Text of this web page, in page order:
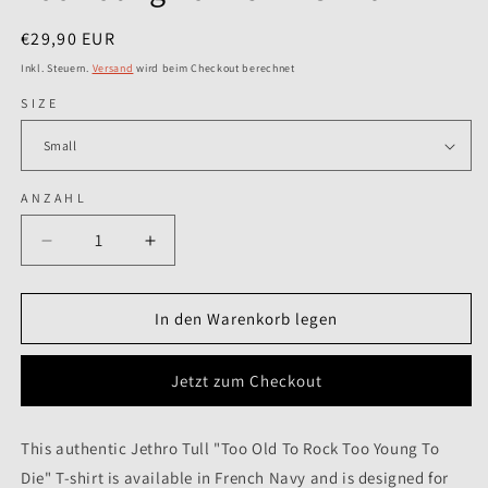
Normaler
Preis
€29,90 EUR
Inkl. Steuern. Versand wird beim Checkout berechnet
SIZE
ANZAHL
Verringere
die
Menge
Jethro
Too
To
Rock
Erhöhe
die
Menge
für
Jethro
Too
To
Rock
In den Warenkorb legen
Jetzt zum Checkout
This authentic Jethro Tull "Too Old To Rock Too Young To
Die" T-shirt is available in French Navy and is designed for